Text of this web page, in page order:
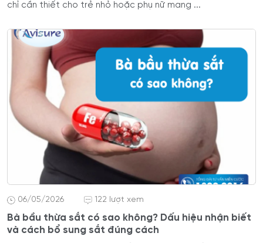
chỉ cần thiết cho trẻ nhỏ hoặc phụ nữ mang ...
06/05/2026 122 lượt xem
Bà bầu thừa sắt có sao không? Dấu hiệu nhận biết
và cách bổ sung sắt đúng cách